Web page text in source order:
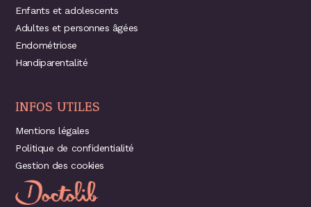
Enfants et adolescents
Adultes et personnes âgées
Endométriose
Handiparentalité
INFOS UTILES
Mentions légales
Politique de confidentialité
Gestion des cookies